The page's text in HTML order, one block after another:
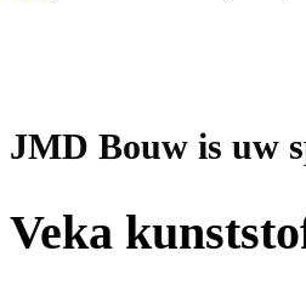
JMD Bouw is uw
Veka